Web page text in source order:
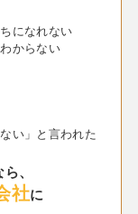
になれない
からない
い」と言われた
、
社に